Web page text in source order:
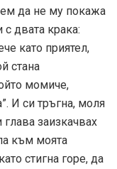
да не му покажа
двата крака:
като приятел,
стана
момиче,
И си тръгна, моля
заизкачвах
към моята
стигна горе, да